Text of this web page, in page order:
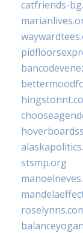
catfriends-
stsmp.org